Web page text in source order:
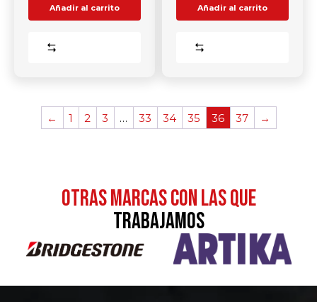
Añadir al carrito Añadir al carrito
← 1 2 3 … 33 34 35 36 37 →
otras MARCAS CON LAS QUE
TRABAJAMOS